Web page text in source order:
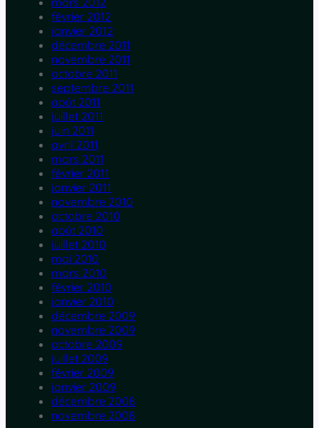
février 2012
janvier 2012
décembre 2011
novembre 2011
octobre 2011
septembre 2011
août 2011
juillet 2011
juin 2011
avril 2011
mars 2011
février 2011
janvier 2011
novembre 2010
octobre 2010
août 2010
juillet 2010
mai 2010
mars 2010
février 2010
janvier 2010
décembre 2009
novembre 2009
octobre 2009
juillet 2009
février 2009
janvier 2009
décembre 2008
novembre 2008